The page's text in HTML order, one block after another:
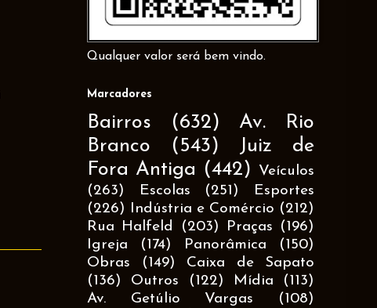
Qualquer valor será bem vindo.
Marcadores
Bairros (632)
Av. Rio
Branco
(543)
Juiz de
Fora Antiga (442)
Veículos
(263)
Escolas (251)
Esportes
(226)
Indústria e Comércio (212)
Rua Halfeld
(203) Praças
(196)
Igreja
(174) Panorâmica
(150)
Obras
(149)
Caixa de Sapato
(136)
Outros (122) Mídia
(113)
Av. Getúlio Vargas
(108)